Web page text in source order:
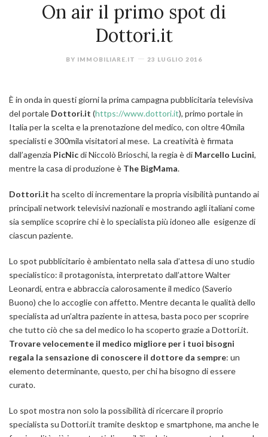
On air il primo spot di
Dottori.it
BY IMMOBILIARE.IT 23 LUGLIO 2016
È in onda in questi giorni la prima campagna pubblicitaria televisiva
del portale Dottori.it (https://www.dottori.it), primo portale in
Italia per la scelta e la prenotazione del medico, con oltre 40mila
specialisti e 300mila visitatori al mese. La creatività è firmata
dall’agenzia PicNicdi Niccolò Brioschi, la regia è di Marcello Lucini,
mentre la casa di produzione è The BigMama.
Dottori.it ha scelto di incrementare la propria visibilità puntando ai
principali network televisivi nazionali e mostrando agli italiani come
sia semplice scoprire chi è lo specialista più idoneo alle esigenze di
ciascun paziente.
Lo spot pubblicitario è ambientato nella sala d’attesa di uno studio
specialistico: il protagonista, interpretato dall’attore Walter
Leonardi, entra e abbraccia calorosamente il medico (Saverio
Buono) che lo accoglie con affetto. Mentre decanta le qualità dello
specialista ad un’altra paziente in attesa, basta poco per scoprire
che tutto ciò che sa del medico lo ha scoperto grazie a Dottori.it.
Trovare velocemente il medico migliore per i tuoi bisogni
regala la sensazione di conoscere il dottore da sempre: un
elemento determinante, questo, per chi ha bisogno di essere
curato.
Lo spot mostra non solo la possibilità di ricercare il proprio
specialista su Dottori.it tramite desktop e smartphone, ma anche le